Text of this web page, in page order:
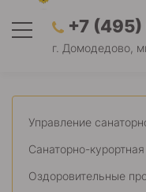
+7
г. Домодедово,
Управление
Санаторно-
Оздоровительные